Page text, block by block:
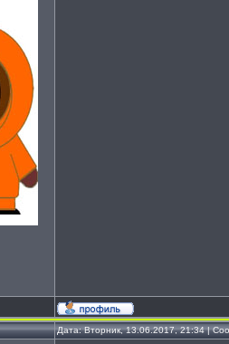
Дата: Вторник, 13.06.2017, 21:34 |